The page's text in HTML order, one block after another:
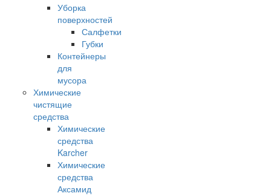
Уборка
поверхностей
Салфетки
Губки
Контейнеры
для
мусора
Химические
чистящие
средства
Химические
средства
Karcher
Химические
средства
Аксамид